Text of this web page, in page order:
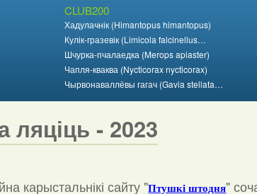
CLUB200
Хадулачнік (Himantopus himantopus)
Кулік-гразевік (Limicola falcinellus…
Шчурка-пчалаедка (Merops apiaster)
Чапля-кваква (Nycticorax nycticorax)
Чырвонаваллёвы гагач (Gavia stellata…
ляціць - 2023
карыстальнікі сайту "Птушкі штодня"